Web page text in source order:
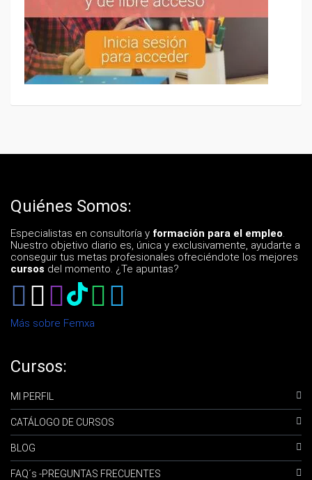
Quiénes Somos:
Especialistas en consultoría y formación para el empleo
Nuestro objetivo diario es, única y exclusivamente, ayudarte a
conseguir tus metas profesionales ofreciéndote los mejores
cursos del momento. ¿Te apuntas?
Más sobre Femxa
Cursos:
MI PERFIL
CATÁLOGO DE CURSOS
BLOG
FAQ´s -PREGUNTAS FRECUENTES